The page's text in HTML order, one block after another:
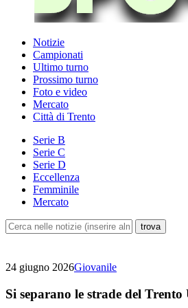
Notizie
Campionati
Ultimo turno
Prossimo turno
Foto e video
Mercato
Città di Trento
Serie B
Serie C
Serie D
Eccellenza
Femminile
Mercato
24 giugno 2026Giovanile
Si separano le strade del